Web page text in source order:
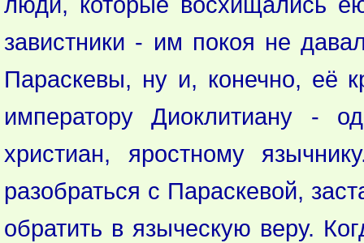
завистники - им покоя не
Параскевы, ну и, конечно, её
императору Диоклитиану -
христиан, яростному
разобраться с Параскевой,
обратить в языческую веру.